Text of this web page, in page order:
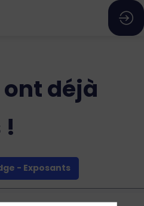
déjà
- Exposants